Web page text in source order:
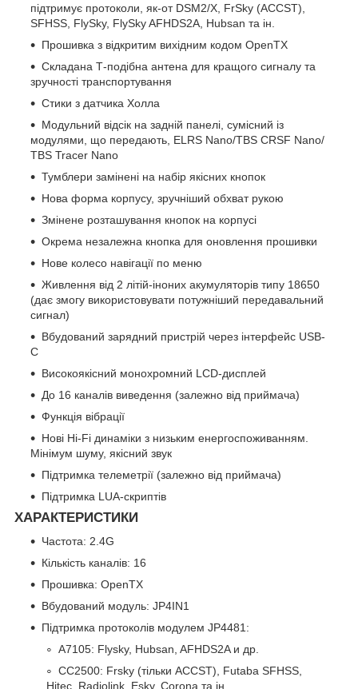
підтримує протоколи, як-от DSM2/X, FrSky (ACCST),
SFHSS, FlySky, FlySky AFHDS2A, Hubsan та ін.
Прошивка з відкритим вихідним кодом OpenTX
Складана Т-подібна антена для кращого сигналу та
зручності транспортування
Стики з датчика Холла
Модульний відсік на задній панелі, сумісний із
модулями, що передають, ELRS Nano/TBS CRSF Nano/
TBS Tracer Nano
Тумблери замінені на набір якісних кнопок
Нова форма корпусу, зручніший обхват рукою
Змінене розташування кнопок на корпусі
Окрема незалежна кнопка для оновлення прошивки
Нове колесо навігації по меню
Живлення від 2 літій-іноних акумуляторів типу 18650
(дає змогу використовувати потужніший передавальний
сигнал)
Вбудований зарядний пристрій через інтерфейс USB-
C
Високоякісний монохромний LCD-дисплей
До 16 каналів виведення (залежно від приймача)
Функція вібрації
Нові Hi-Fi динаміки з низьким енергоспоживанням.
Мінімум шуму, якісний звук
Підтримка телеметрії (залежно від приймача)
Підтримка LUA-скриптів
ХАРАКТЕРИСТИКИ
Частота: 2.4G
Кількість каналів: 16
Прошивка: OpenTX
Вбудований модуль: JP4IN1
Підтримка протоколів модулем JP4481:
A7105: Flysky, Hubsan, AFHDS2A и др.
CC2500: Frsky (тільки ACCST), Futaba SFHSS,
Hitec, Radiolink, Esky, Corona та ін.